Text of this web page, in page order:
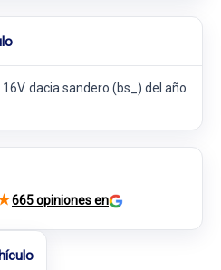
16V. dacia sandero (bs_) del año
665 opiniones en